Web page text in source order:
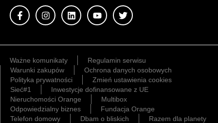
Ważne komunikaty
Regulamin serwisu
Warunki zakupów
Ochrona danych osobowych
Polityka prywatności
Zmień ustawienia cookies
Sieć#1
Inwestycje dofinansowane z UE
Nieruchomości Orange
Multibox
Odpowiedzialny biznes
Fundacja Orange
Telefon domowy
Dbam o bliskich Razem dla planety